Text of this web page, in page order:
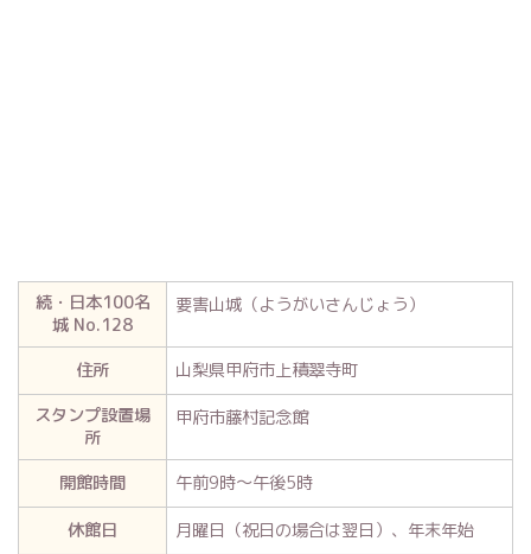
続・日本100名
城 No.128
要害山城（ようがいさんじょう）
住所
山梨県甲府市上積翠寺町
スタンプ設置場
所
甲府市藤村記念館
開館時間
午前9時～午後5時
休館日
月曜日（祝日の場合は翌日）、年末年始